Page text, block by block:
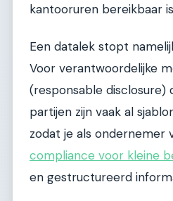
kantooruren bereikbaar
Een datalek stopt
Voor verantwoordelijke
(responsable disclosure)
partijen zijn vaak al
zodat je als ondernemer
compliance voor kleine
en gestructureerd